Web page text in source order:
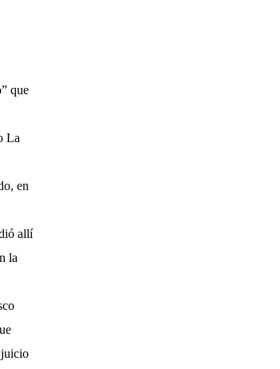
que
La
en
allí
la
juicio